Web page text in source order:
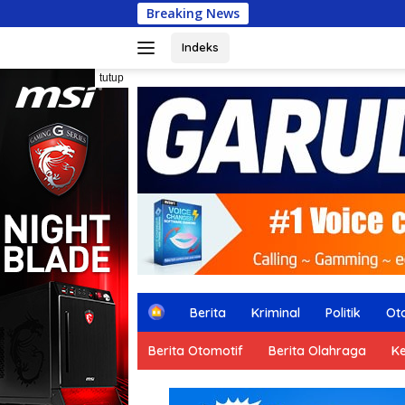
ke
Breaking News
Indeks
tutup
H
m
e
Berita Kriminal Politik
Berita Otomotif Berita Olahraga